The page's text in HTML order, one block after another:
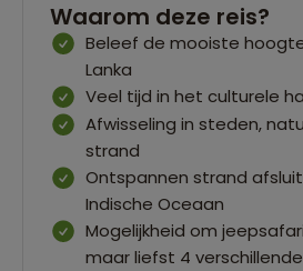
Waarom deze reis?
Beleef de mooiste
Lanka
Veel tijd in het culturele
Afwisseling in steden,
strand
Ontspannen strand
Indische Oceaan
Mogelijkheid om
maar liefst 4